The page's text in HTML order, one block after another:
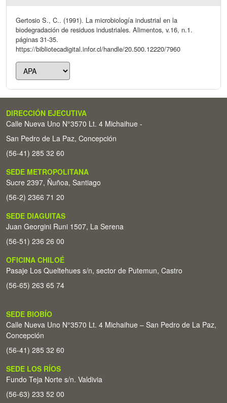
Gertosio S., C.. (1991). La microbiología industrial en la
biodegradación de residuos industriales. Alimentos, v.16, n.1.
páginas 31-35.
https://bibliotecadigital.infor.cl/handle/20.500.12220/7960
DIRECCIÓN EJECUTIVA
Calle Nueva Uno N°3570 Lt. 4 Michaihue -
San Pedro de La Paz, Concepción
(56-41) 285 32 60
SEDE METROPOLITANA
Sucre 2397, Ñuñoa, Santiago
(56-2) 2366 71 20
SEDE DIAGUITAS
Juan Georgini Runi 1507, La Serena
(56-51) 236 26 00
OFICINA CHILOÉ
Pasaje Los Queltehues s/n, sector de Putemun, Castro
(56-65) 263 65 74
SEDE BIOBÍO
Calle Nueva Uno N°3570 Lt. 4 Michaihue – San Pedro de La Paz,
Concepción
(56-41) 285 32 60
SEDE LOS RÍOS
Fundo Teja Norte s/n. Valdivia
(56-63) 233 52 00